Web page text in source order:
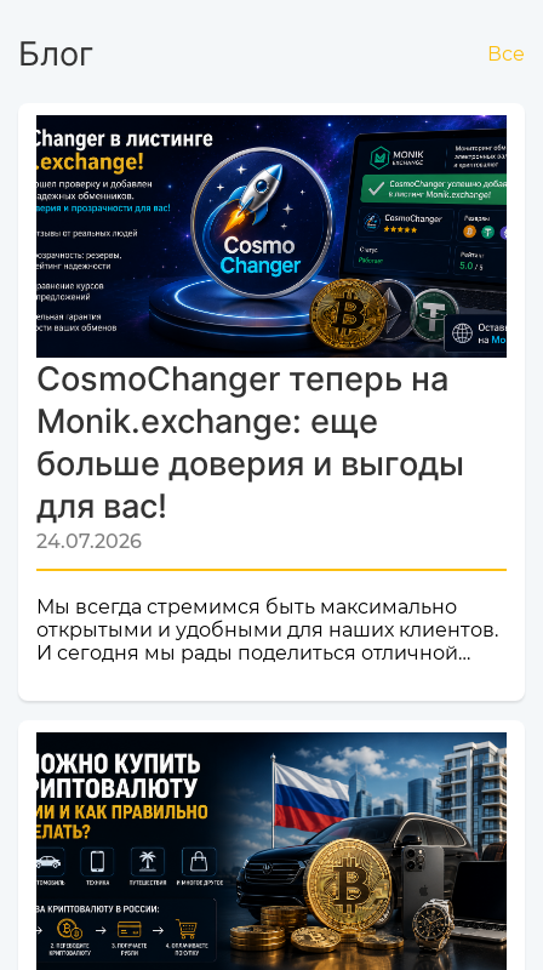
Блог Все
CosmoChanger теперь на
Monik.exchange: еще
больше доверия и выгоды
для вас!
24.07.2026
Мы всегда стремимся быть максимально
открытыми и удобными для наших клиентов.
И сегодня мы рады поделиться отличной
валют и криптовалют CosmoChanger
официально добавлен в листинг
мониторинга обменников
Monik.exchange.Что это значит для вас?
Только плюсы! Мы делаем всё, чтобы каждый
ваш обмен был быстрым, безопасным и
комфортным.Почему это важное событие?
Попадание в список надежных платформ на
Monik.exchange — это знак каче...